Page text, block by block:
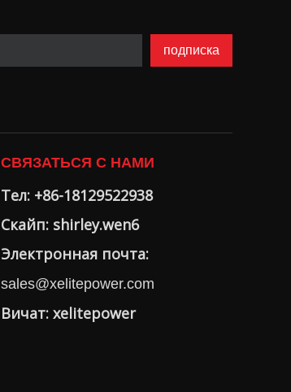
подписка
СВЯЗАТЬСЯ С НАМИ
Тел: +86-18129522938
Скайп: shirley.wen6
Электронная почта:
sales@xelitepower.com
Вичат: xelitepower